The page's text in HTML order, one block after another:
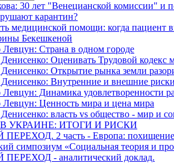
30 лет "Венецианской комиссии" и
карантин?
медицинской помощи: когда пациент
Бекешкеной
Левцун: Страна в одном городе
Оценивать Трудовой кодекс
Открытие рынка земли
Денисенко: Внутренние и внешние
Левцун: Динамика удовлетворенности
Левцун: Ценность мира и цена мира
власть vs общество - мир и
УКРАИНЕ: ИТОГИ И РИСКИ
2 часть - Европа: похищение
симпозиум «Социальная теория и
- аналитический доклад.